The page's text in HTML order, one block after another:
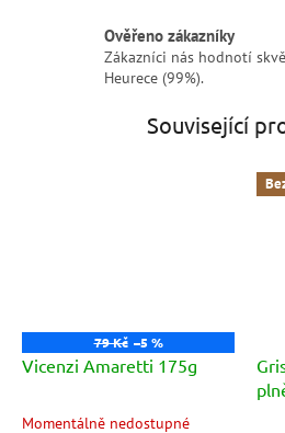
Ověřeno zákazníky
Zákazníci nás hodnotí
Heurece (99%).
Související
79 Kč –5 %
Vicenzi Amaretti 175g
Průměrné
Momentálně nedostupné